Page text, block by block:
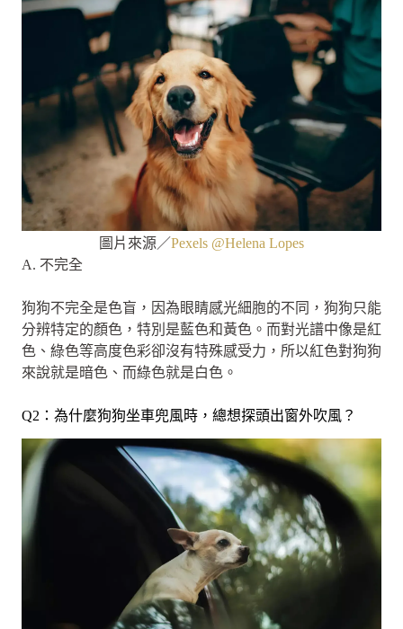
圖片來源／Pexels @Helena Lopes
A. 不完全
狗狗不完全是色盲，因為眼睛感光細胞的不同，狗狗只能
分辨特定的顏色，特別是藍色和黃色。而對光譜中像是紅
色、綠色等高度色彩卻沒有特殊感受力，所以紅色對狗狗
來說就是暗色、而綠色就是白色。
Q2：為什麼狗狗坐車兜風時，總想探頭出窗外吹風？